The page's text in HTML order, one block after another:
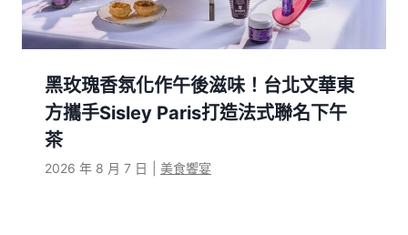
黑玫瑰香氛化作午後滋味！台北文華東
方攜手Sisley Paris打造法式聯名下午
茶
2026 年 8 月 7 日 美食饗宴